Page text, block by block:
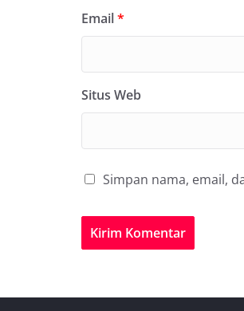
Email*
Situs Web
Simpan nama, email,